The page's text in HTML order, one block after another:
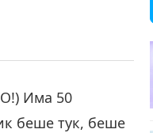
Има 50
беше тук, беше